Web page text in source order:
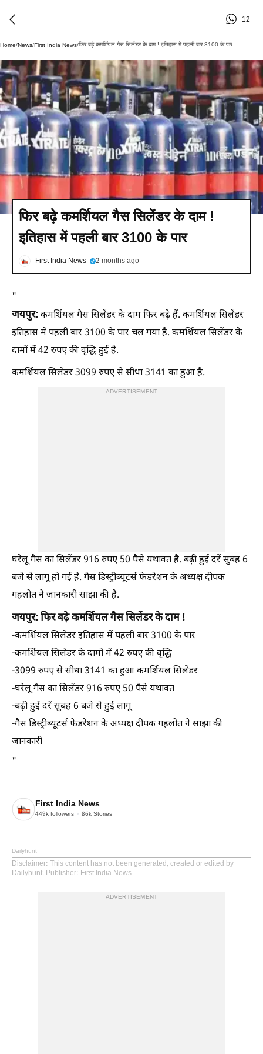
12
Home/News/First India News/फिर बढ़े कमर्शियल गैस सिलेंडर के दाम ! इतिहास में पहली बार 3100 के पार
फिर बढ़े कमर्शियल गैस सिलेंडर के दाम !
इतिहास में पहली बार 3100 के पार
First India News 2 months ago
"
जयपुर:कमर्शियल गैस सिलेंडर के दाम फिर बढ़े हैं. कमर्शियल सिलेंडर
इतिहास में पहली बार 3100 के पार चल गया है. कमर्शियल सिलेंडर के
दामों में 42 रुपए की वृद्धि हुई है.
कमर्शियल सिलेंडर 3099 रुपए से सीधा 3141 का हुआ है.
ADVERTISEMENT
घरेलू गैस का सिलेंडर 916 रुपए 50 पैसे यथावत है. बढ़ी हुई दरें सुबह 6
बजे से लागू हो गई हैं. गैस डिस्ट्रीब्यूटर्स फेडरेशन के अध्यक्ष दीपक
गहलोत ने जानकारी साझा की है.
जयपुर: फिर बढ़ेकमर्शियल गैस सिलेंडर के दाम !
-कमर्शियल सिलेंडर इतिहास में पहली बार 3100 के पार
-कमर्शियल सिलेंडर के दामों में 42 रुपए की वृद्धि
-3099 रुपए से सीधा 3141 का हुआ कमर्शियल सिलेंडर
-घरेलू गैस का सिलेंडर 916 रुपए 50 पैसे यथावत
-बढ़ी हुई दरें सुबह 6 बजे से हुई लागू
-गैस डिस्ट्रीब्यूटर्स फेडरेशन के अध्यक्ष दीपक गहलोत ने साझा की
जानकारी
"
First India News
449k followers 86k Stories
Dailyhunt
Disclaimer: This content has not been generated, created or edited by
Dailyhunt. Publisher: First India News
ADVERTISEMENT